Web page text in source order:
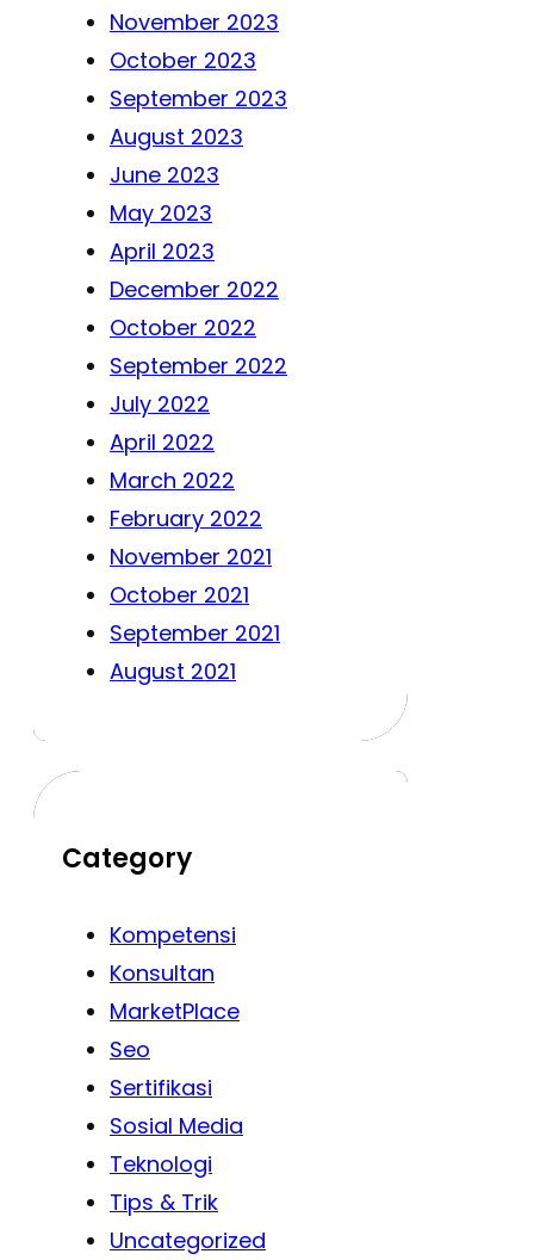
November 2023
October 2023
September 2023
August 2023
June 2023
May 2023
April 2023
December 2022
October 2022
September 2022
July 2022
April 2022
March 2022
February 2022
November 2021
October 2021
September 2021
August 2021
Category
Kompetensi
Konsultan
MarketPlace
Seo
Sertifikasi
Sosial Media
Teknologi
Tips & Trik
Uncategorized